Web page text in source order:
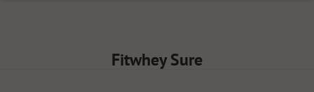
Fitwhey Sure